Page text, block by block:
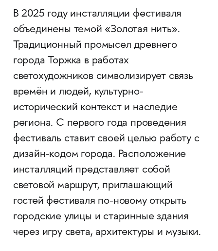
В 2025 году инсталляции фестиваля
объединены темой «Золотая нить».
Традиционный промысел древнего
города Торжка в работах
светохудожников символизирует связь
времён и людей, культурно-
исторический контекст и наследие
региона. С первого года проведения
фестиваль ставит своей целью работу с
дизайн-кодом города. Расположение
инсталляций представляет собой
световой маршрут, приглашающий
гостей фестиваля по-новому открыть
городские улицы и старинные здания
через игру света, архитектуры и музыки.